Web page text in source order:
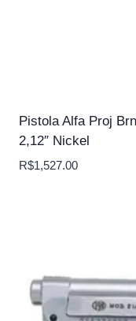
Pistola Alfa Proj
2,12″ Nickel
R$1,527.00